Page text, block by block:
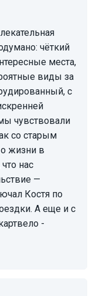
чёткий
места,
виды за
с
чувствовали
со старым
жизни в
нас
—
Костя по
А еще и с
-